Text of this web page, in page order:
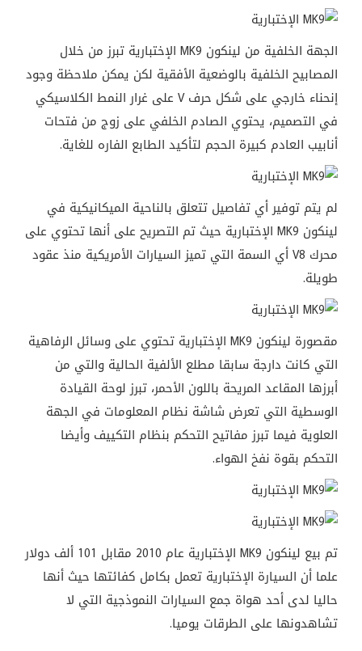
الجهة الخلفية من لينكون MK9 الإختبارية تبرز من خلال
المصابيح الخلفية بالوضعية الأفقية لكن يمكن ملاحظة وجود
إنحناء خارجي على شكل حرف V على غرار النمط الكلاسيكي
في التصميم، يحتوي الصادم الخلفي على زوج من فتحات
أنابيب العادم كبيرة الحجم لتأكيد الطابع الفاره للغاية.
لم يتم توفير أي تفاصيل تتعلق بالناحية الميكانيكية في
لينكون MK9 الإختبارية حيث تم التصريح على أنها تحتوي على
محرك V8 أي السمة التي تميز السيارات الأمريكية منذ عقود
طويلة.
مقصورة لينكون MK9 الإختبارية تحتوي على وسائل الرفاهية
التي كانت دارجة سابقا مطلع الألفية الحالية والتي من
أبرزها المقاعد المريحة باللون الأحمر، تبرز لوحة القيادة
الوسطية التي تعرض شاشة نظام المعلومات في الجهة
العلوية فيما تبرز مفاتيح التحكم بنظام التكييف وأيضا
التحكم بقوة نفخ الهواء.
تم بيع لينكون MK9 الإختبارية عام 2010 مقابل 101 ألف دولار
علما أن السيارة الإختبارية تعمل بكامل كفائتها حيث أنها
حاليا لدى أحد هواة جمع السيارات النموذجية التي لا
تشاهدونها على الطرقات يوميا.